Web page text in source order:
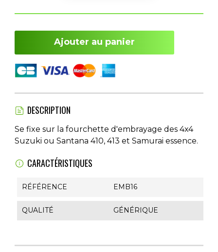
Ajouter au panier
DESCRIPTION
Se fixe sur la fourchette d'embrayage des 4x4
Suzuki ou Santana 410, 413 et Samurai essence.
CARACTÉRISTIQUES
RÉFÉRENCE EMB16
QUALITÉ GÉNÉRIQUE